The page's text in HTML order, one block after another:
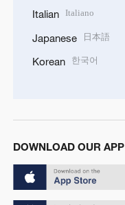
Italian Italiano
Japanese 日本語
Korean 한국어
DOWNLOAD OUR APP